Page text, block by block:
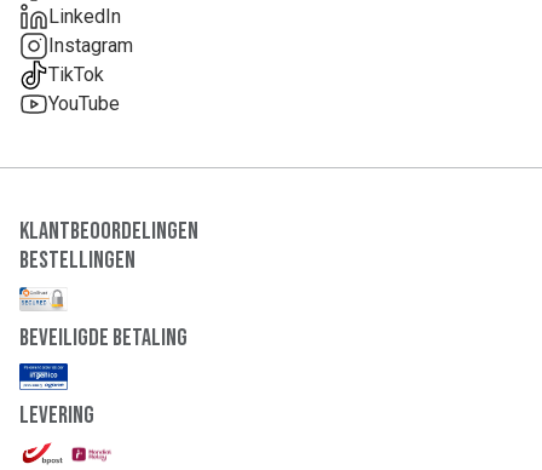
LinkedIn
Instagram
TikTok
YouTube
Klantbeoordelingen
Bestellingen
Beveiligde Betaling
Levering